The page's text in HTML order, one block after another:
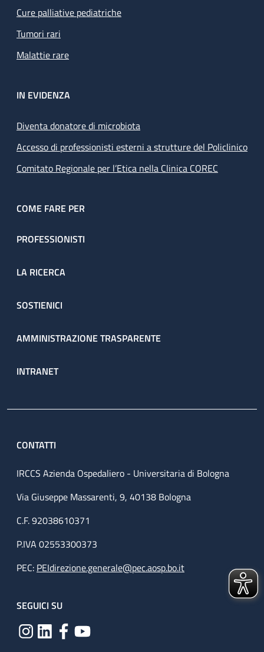
Cure palliative pediatriche
Tumori rari
Malattie rare
IN EVIDENZA
Diventa donatore di microbiota
Accesso di professionisti esterni a strutture del Policlinico
Comitato Regionale per l’Etica nella Clinica COREC
COME FARE PER
PROFESSIONISTI
LA RICERCA
SOSTIENICI
AMMINISTRAZIONE TRASPARENTE
INTRANET
CONTATTI
IRCCS Azienda Ospedaliero - Universitaria di Bologna
Via Giuseppe Massarenti, 9, 40138 Bologna
C.F. 92038610371
P.IVA 02553300373
PEC: PEIdirezione.generale@pec.aosp.bo.it
SEGUICI SU